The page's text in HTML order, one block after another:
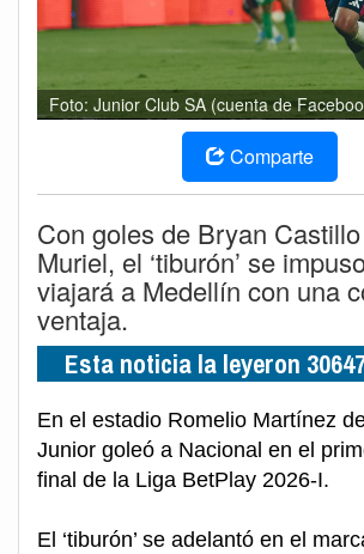
Foto: Junior Club SA (cuenta de
Comparte
Con goles de Bryan
Muriel, el ‘tiburón’ se
viajará a Medellín con una
ventaja.
Esta noticia la leyeron
En el estadio Romelio Martínez
Junior goleó a Nacional en el
final de la Liga BetPlay 2026-I.
El ‘tiburón’ se adelantó en el